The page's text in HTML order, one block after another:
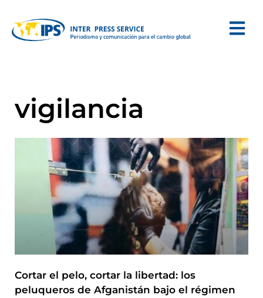
vigilancia
Cortar el pelo, cortar la libertad: los
peluqueros de Afganistán bajo el régimen